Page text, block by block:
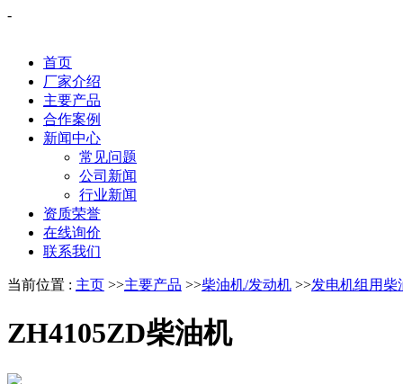
-
首页
厂家介绍
主要产品
合作案例
新闻中心
常见问题
公司新闻
行业新闻
资质荣誉
在线询价
联系我们
当前位置 : 主页 >>主要产品 >>柴油机/发动机 >>发电机组用柴
ZH4105ZD柴油机